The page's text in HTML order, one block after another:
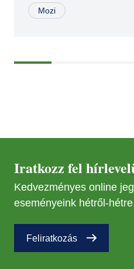
Mozi
Iratkozz fel
Kedvezményes online
eseményeink hétről-
Feliratkozás